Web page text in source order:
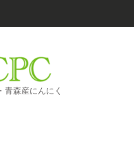
青森産にんにく